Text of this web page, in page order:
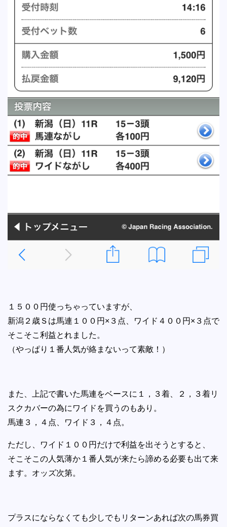
１５００円使っちゃっていますが、
新潟２歳Ｓは馬連１００円×３点、ワイド４００円×３点で
そこそこ利益とれました。
（やっぱり１番人気が絡まないって素敵！）
また、上記で書いた馬連をベースに１，３着、２，３着リ
スクカバーの為にワイドを買うのもあり。
馬連３，４点、ワイド３，４点。
ただし、ワイド１００円だけで利益を出そうとすると、
そこそこの人気薄か１番人気が来たら諦める必要も出て来
ます。オッズ次第。
プラスにならなくても少しでもリターンあれば次の馬券買